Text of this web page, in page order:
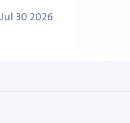
Jul 30 2026